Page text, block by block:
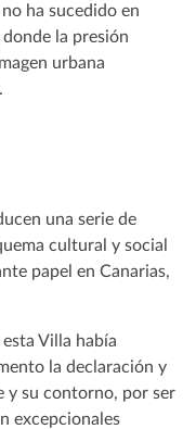
ha sucedido en
la presión
urbana
una serie de
cultural y social
papel en Canarias,
Villa había
la declaración y
y su contorno, por ser
excepcionales